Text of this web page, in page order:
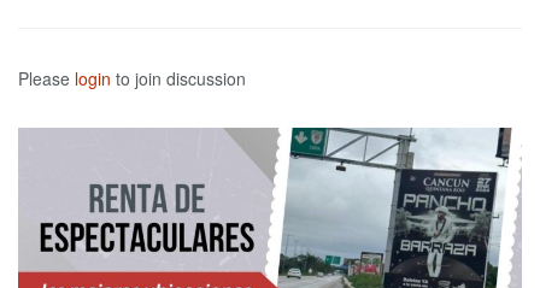
Please login to join discussion